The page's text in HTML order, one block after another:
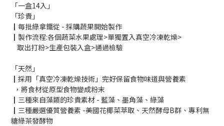
「一盒14入」
「珍貴」
┃每批綠拿鐵從 - 採購蔬果開始製作
┃製作流程:各個蔬菜水果處理>單獨置入真空冷凍乾燥>
    取出打粉>生產包裝入盒>通過檢驗
「天然」
┃採用「真空冷凍乾燥技術」完好保留食物味道與營養素
  ，將食材從原型食物變成粉末
┃三種來自藻類的珍貴素材 - 藍藻、墨角藻、綠藻
┃三種嚴選優質營養素 -美國花椰菜萃取、天然酵母B群、專利無
糖綠茶發酵物